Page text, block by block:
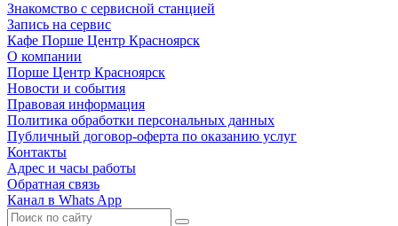
Знакомство с сервисной станцией
Запись на сервис
Кафе Порше Центр Красноярск
О компании
Порше Центр Красноярск
Новости и события
Правовая информация
Политика обработки персональных данных
Публичный договор-оферта по оказанию услуг
Контакты
Адрес и часы работы
Обратная связь
Канал в Whats App